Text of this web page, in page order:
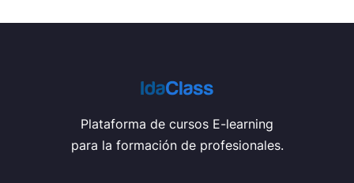
Plataforma de cursos E-learning
para la formación de profesionales.